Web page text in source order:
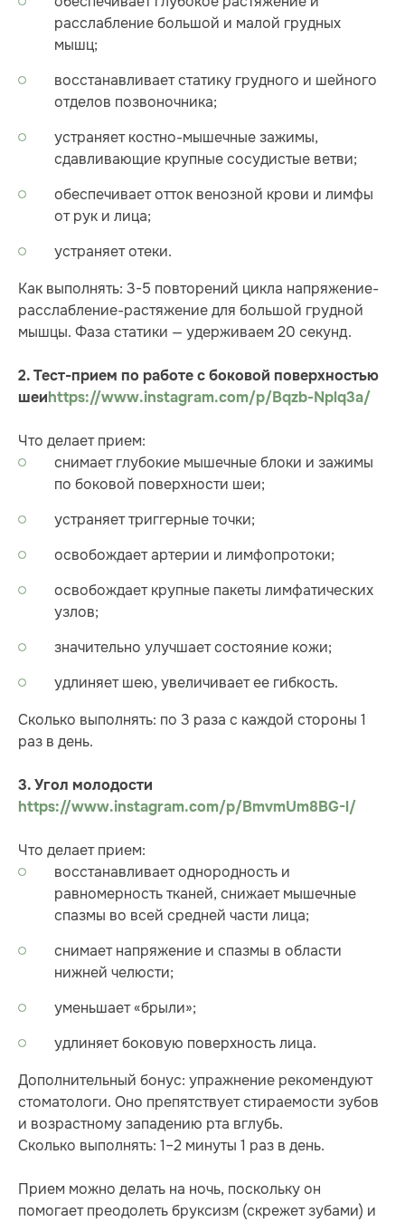
расслабление большой и малой грудных
мышц;
восстанавливает статику грудного и шейного
отделов позвоночника;
устраняет костно-мышечные зажимы,
сдавливающие крупные сосудистые ветви;
обеспечивает отток венозной крови и лимфы
от рук и лица;
устраняет отеки.
Как выполнять: 3-5 повторений цикла напряжение-
расслабление-растяжение для большой грудной
мышцы. Фаза статики — удерживаем 20 секунд.
2. Тест-прием по работе с боковой поверхностью
шеиhttps://www.instagram.com/p/Bqzb-Nplq3a/
Что делает прием:
снимает глубокие мышечные блоки и зажимы
по боковой поверхности шеи;
устраняет триггерные точки;
освобождает артерии и лимфопротоки;
освобождает крупные пакеты лимфатических
узлов;
значительно улучшает состояние кожи;
удлиняет шею, увеличивает ее гибкость.
Сколько выполнять: по 3 раза с каждой стороны 1
раз в день.
3. Угол молодости
https://www.instagram.com/p/BmvmUm8BG-l/
Что делает прием:
восстанавливает однородность и
равномерность тканей, снижает мышечные
спазмы во всей средней части лица;
снимает напряжение и спазмы в области
нижней челюсти;
уменьшает «брыли»;
удлиняет боковую поверхность лица.
Дополнительный бонус: упражнение рекомендуют
стоматологи. Оно препятствует стираемости зубов
и возрастному западению рта вглубь.
Сколько выполнять: 1–2 минуты 1 раз в день.
Прием можно делать на ночь, поскольку он
помогает преодолеть бруксизм (скрежет зубами) и